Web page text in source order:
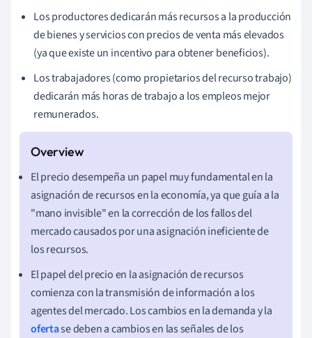
Los productores dedicarán más recursos a la producción
de bienes y servicios con precios de venta más elevados
(ya que existe un incentivo para obtener beneficios).
Los trabajadores (como propietarios del recurso trabajo)
dedicarán más horas de trabajo a los empleos mejor
remunerados.
El precio desempeña un papel muy fundamental en la
asignación de recursos en la economía, ya que guía a la
"mano invisible" en la corrección de los fallos del
mercado causados por una asignación ineficiente de
los recursos.
El papel del precio en la asignación de recursos
comienza con la transmisión de información a los
agentes del mercado. Los cambios en la demanda y la
ofertase deben a cambios en las señales de los